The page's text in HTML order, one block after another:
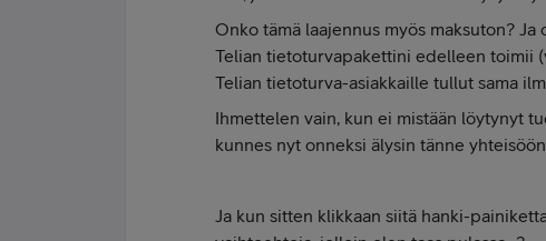
Onko tämä laajennus myös maksuton?
Telian tietoturvapakettini edelleen toimii
Telian tietoturva-asiakkaille tullut sama
Ihmettelen vain, kun ei mistään löytynyt
kunnes nyt onneksi älysin tänne
Ja kun sitten klikkaan siitä hanki-